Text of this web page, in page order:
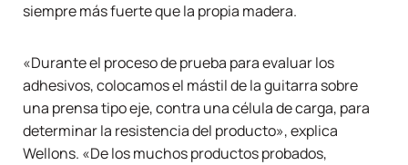
siempre más fuerte que la propia madera.
«Durante el proceso de prueba para evaluar los
adhesivos, colocamos el mástil de la guitarra sobre
una prensa tipo eje, contra una célula de carga, para
determinar la resistencia del producto», explica
Wellons. «De los muchos productos probados,